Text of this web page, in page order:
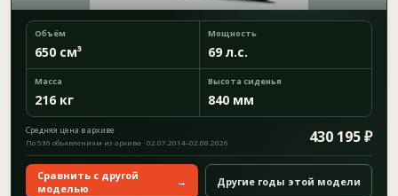
Объём
650 см³
Мощность
69 л.с.
Масса
216 кг
Высота сиденья
840 мм
Средняя цена в архиве 430 195 ₽
По 536 объявлениям из архива · 02.07.2014–02.08.2026
Сравнить с другой
моделью
→ Другие годы этой модели